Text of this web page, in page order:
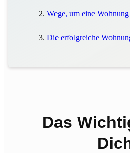
Wege, um eine
Die erfolgreiche
Das